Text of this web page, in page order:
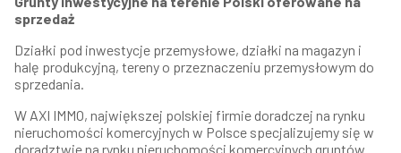
sprzedaż
Działki pod inwestycje przemysłowe, działki na magazyn i
halę produkcyjną, tereny o przeznaczeniu przemysłowym do
sprzedania.
W AXI IMMO, największej polskiej firmie doradczej na rynku
nieruchomości komercyjnych w Polsce specjalizujemy się w
doradztwie na rynku nieruchomości komercyjnych gruntów